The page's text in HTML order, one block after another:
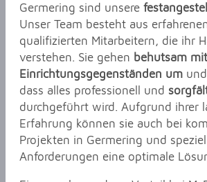
Germering sind unsere
Unser Team besteht aus
qualifizierten Mitarbeitern, die ihr
verstehen. Sie gehen behutsam
Einrichtungsgegenständen um
dass alles professionell und
durchgeführt wird. Aufgrund ihrer
Erfahrung können sie auch bei
Projekten in Germering und
Anforderungen eine optimale